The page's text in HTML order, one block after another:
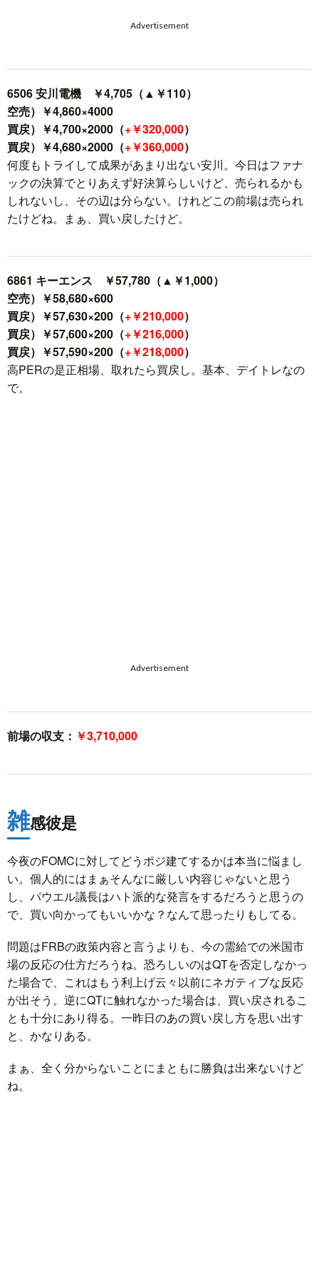
Advertisement
6506 安川電機 ￥4,705（▲￥110）
空売）￥4,860×4000
買戻）￥4,700×2000（+￥320,000）
買戻）￥4,680×2000（+￥360,000）
何度もトライして成果があまり出ない安川。今日はファナ
ックの決算でとりあえず好決算らしいけど、売られるかも
しれないし、その辺は分らない。けれどこの前場は売られ
たけどね。まぁ、買い戻したけど。
6861 キーエンス ￥57,780（▲￥1,000）
空売）￥58,680×600
買戻）￥57,630×200（+￥210,000）
買戻）￥57,600×200（+￥216,000）
買戻）￥57,590×200（+￥218,000）
高PERの是正相場、取れたら買戻し。基本、デイトレなの
で。
Advertisement
前場の収支： ￥3,710,000
雑感彼是
今夜のFOMCに対してどうポジ建てするかは本当に悩まし
い。個人的にはまぁそんなに厳しい内容じゃないと思う
し、パウエル議長はハト派的な発言をするだろうと思うの
で、買い向かってもいいかな？なんて思ったりもしてる。
問題はFRBの政策内容と言うよりも、今の需給での米国市
場の反応の仕方だろうね。恐ろしいのはQTを否定しなかっ
た場合で、これはもう利上げ云々以前にネガティブな反応
が出そう。逆にQTに触れなかった場合は、買い戻されるこ
とも十分にあり得る。一昨日のあの買い戻し方を思い出す
と、かなりある。
まぁ、全く分からないことにまともに勝負は出来ないけど
ね。